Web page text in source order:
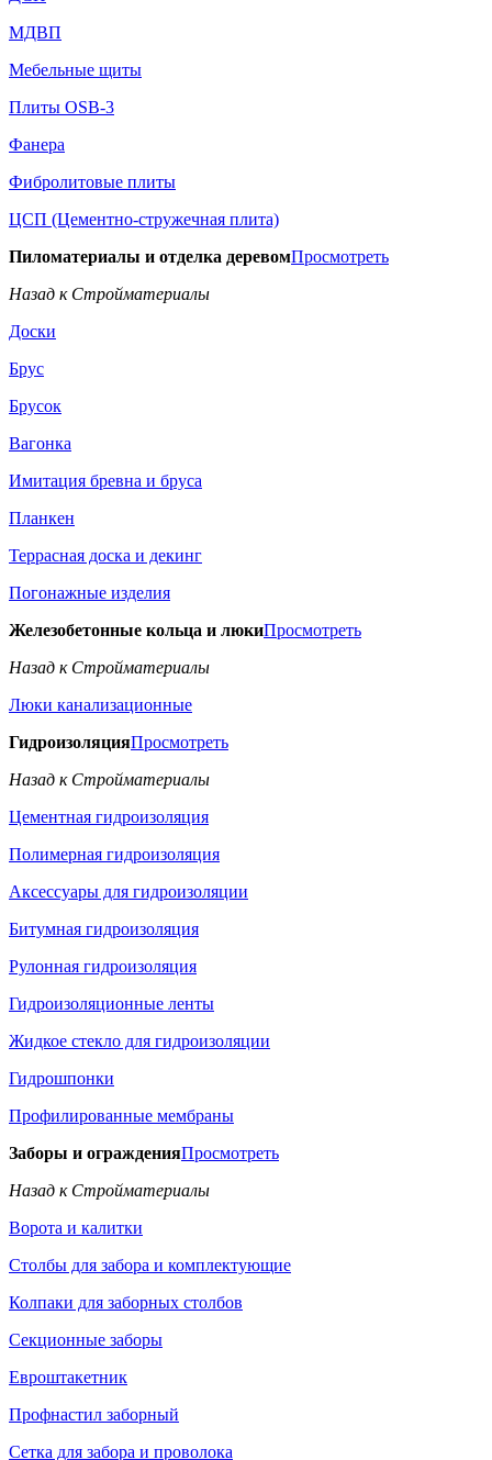
МДВП
Мебельные щиты
Плиты OSB-3
Фанера
Фибролитовые плиты
ЦСП (Цементно-стружечная плита)
Пиломатериалы и отделка деревомПросмотреть
Назад к Стройматериалы
Доски
Брус
Брусок
Вагонка
Имитация бревна и бруса
Планкен
Террасная доска и декинг
Погонажные изделия
Железобетонные кольца и люкиПросмотреть
Назад к Стройматериалы
Люки канализационные
ГидроизоляцияПросмотреть
Назад к Стройматериалы
Цементная гидроизоляция
Полимерная гидроизоляция
Аксессуары для гидроизоляции
Битумная гидроизоляция
Рулонная гидроизоляция
Гидроизоляционные ленты
Жидкое стекло для гидроизоляции
Гидрошпонки
Профилированные мембраны
Заборы и огражденияПросмотреть
Назад к Стройматериалы
Ворота и калитки
Столбы для забора и комплектующие
Колпаки для заборных столбов
Секционные заборы
Евроштакетник
Профнастил заборный
Сетка для забора и проволока